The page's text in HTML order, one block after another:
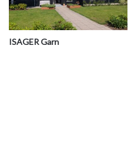
ISAGER Garn